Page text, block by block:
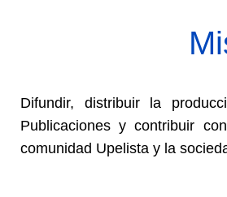
Difundir, distribuir la
Publicaciones y contribuir
comunidad Upelista y la